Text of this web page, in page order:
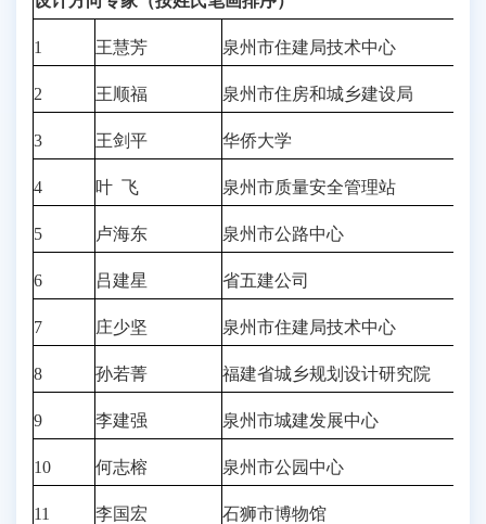
1 王慧芳 泉州市住建局技术中心
2 王顺福 泉州市住房和城乡建设局
3 王剑平 华侨大学
4 叶 飞 泉州市质量安全管理站
5 卢海东 泉州市公路中心
6 吕建星 省五建公司
7 庄少坚 泉州市住建局技术中心
8 孙若菁 福建省城乡规划设计研究院
9 李建强 泉州市城建发展中心
10 何志榕 泉州市公园中心
11 李国宏 石狮市博物馆